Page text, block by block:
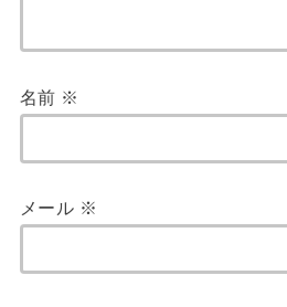
名前 ※
メール ※